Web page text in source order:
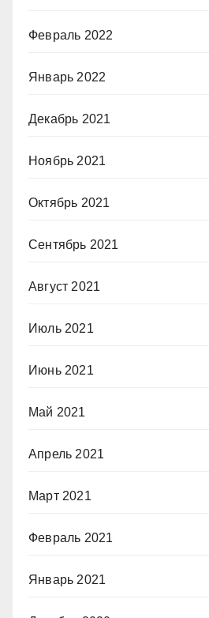
Февраль 2022
Январь 2022
Декабрь 2021
Ноябрь 2021
Октябрь 2021
Сентябрь 2021
Август 2021
Июль 2021
Июнь 2021
Май 2021
Апрель 2021
Март 2021
Февраль 2021
Январь 2021